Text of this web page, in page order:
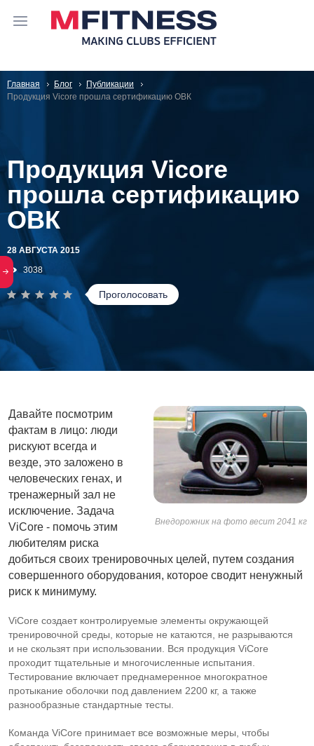
Главная Блог
Публикации
Продукция Vicore прошла сертификацию ОВК
Продукция Vicore
прошла сертификацию
ОВК
28 АВГУСТА 2015
3038
Проголосовать
Внедорожник на фото весит 2041 кг
Давайте посмотрим
фактам в лицо: люди
рискуют всегда и
везде, это заложено в
человеческих генах, и
тренажерный зал не
исключение. Задача
ViCore - помочь этим
любителям риска
добиться своих тренировочных целей, путем создания
совершенного оборудования, которое сводит ненужный
риск к минимуму.
ViCore создает контролируемые элементы окружающей
тренировочной среды, которые не катаются, не разрываются
и не скользят при использовании. Вся продукция ViCore
проходит тщательные и многочисленные испытания.
Тестирование включает преднамеренное многократное
протыкание оболочки под давлением 2200 кг, а также
разнообразные стандартные тесты.
Команда ViCore принимает все возможные меры, чтобы